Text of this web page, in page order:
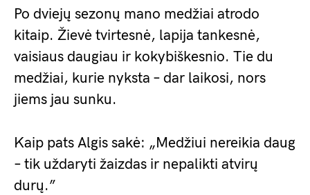
Po dviejų sezonų mano medžiai atrodo
kitaip. Žievė tvirtesnė, lapija tankesnė,
vaisiaus daugiau ir kokybiškesnio. Tie du
medžiai, kurie nyksta – dar laikosi, nors
jiems jau sunku.
Kaip pats Algis sakė: „Medžiui nereikia daug
– tik uždaryti žaizdas ir nepalikti atvirų
durų.”